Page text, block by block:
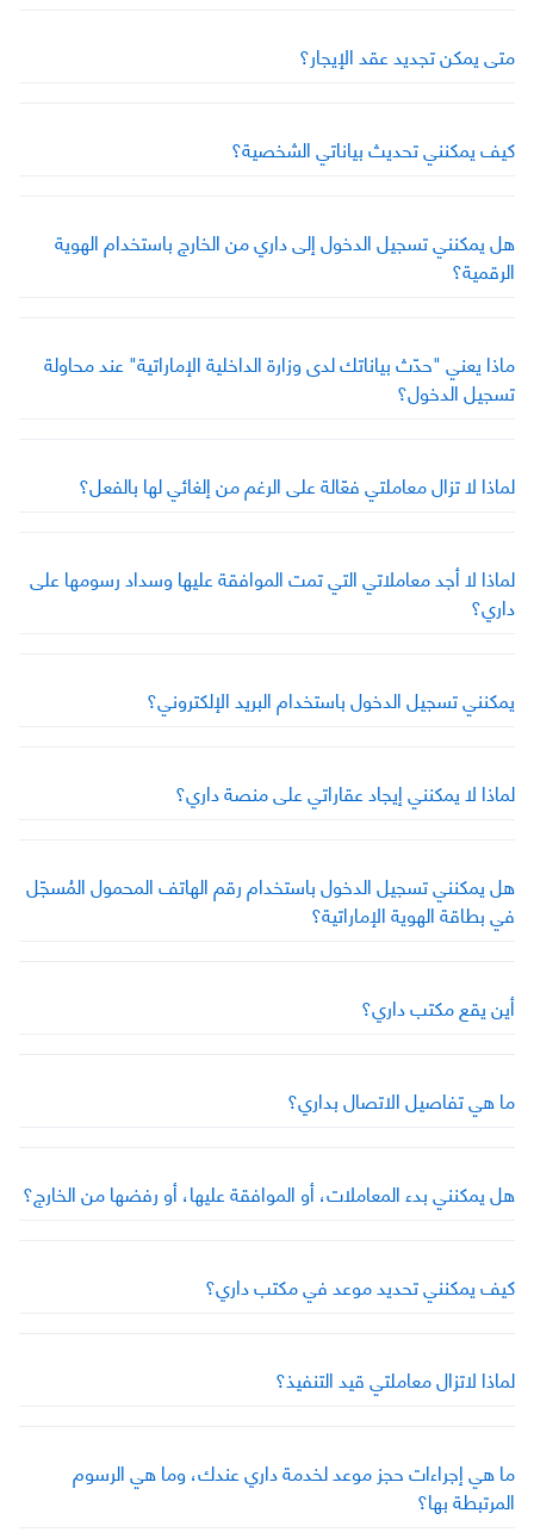
متى يمكن تجديد عقد الإيجار؟
كيف يمكنني تحديث بياناتي الشخصية؟
هل يمكنني تسجيل الدخول إلى داري من الخارج باستخدام الهوية
الرقمية؟
ماذا يعني "حدّث بياناتك لدى وزارة الداخلية الإماراتية" عند محاولة
تسجيل الدخول؟
لماذا لا تزال معاملتي فعّالة على الرغم من إلغائي لها بالفعل؟
لماذا لا أجد معاملاتي التي تمت الموافقة عليها وسداد رسومها على
داري؟
يمكنني تسجيل الدخول باستخدام البريد الإلكتروني؟
لماذا لا يمكنني إيجاد عقاراتي على منصة داري؟
هل يمكنني تسجيل الدخول باستخدام رقم الهاتف المحمول المُسجّل
في بطاقة الهوية الإماراتية؟
أين يقع مكتب داري؟
ما هي تفاصيل الاتصال بداري؟
هل يمكنني بدء المعاملات، أو الموافقة عليها، أو رفضها من الخارج؟
كيف يمكنني تحديد موعد في مكتب داري؟
لماذا لاتزال معاملتي قيد التنفيذ؟
ما هي إجراءات حجز موعد لخدمة داري عندك، وما هي الرسوم
المرتبطة بها؟